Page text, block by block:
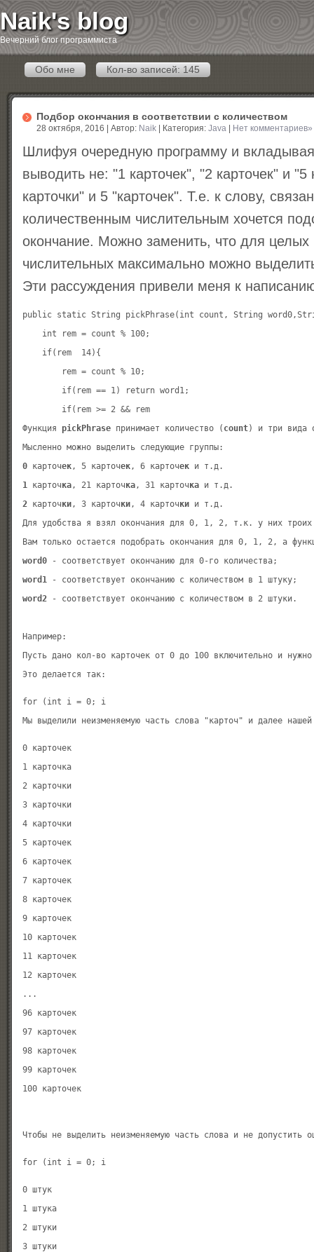
Naik's blog
Вечерний блог программиста
Обо мне Кол-во записей: 145
Подбор окончания в соответствии с количеством
28 октября, 2016 | Автор: Naik | Категория:Java Нет комментариев»
Шлифуя очередную программу и
выводить не: "1 карточек", "2 карточек" и "5
карточки" и 5 "карточек". Т.е. к слову,
количественным числительным хочется
окончание. Можно заменить, что для целых
числительных максимально можно
Эти рассуждения привели меня к
public static String pickPhrase(int count, String
    int rem = count % 100;
    if(rem  14){
        rem = count % 10;
        if(rem == 1) return word1;
        if(rem >= 2 && rem
Функция pickPhrase принимает количество ( count) и три вида
0 карточек, 5 карточек, 6 карточек
1 карточка, 21 карточка, 31 карточка
2 карточки, 3 карточки, 4 карточки и т.д.
Для удобства я взял окончания для 0, 1, 2, т.к. у них троих
word0
word1
word2 - соответствует окончанию с количеством в 2 штуки.
Например:
Пусть дано кол-во карточек от 0 до 100 включительно и
for (int i = 0; i
0 карточек
1 карточка
2 карточки
3 карточки
4 карточки
5 карточек
6 карточек
7 карточек
8 карточек
9 карточек
10 карточек
11 карточек
12 карточек
...
96 карточек
97 карточек
98 карточек
99 карточек
0 штук
1 штука
2 штуки
3 штуки